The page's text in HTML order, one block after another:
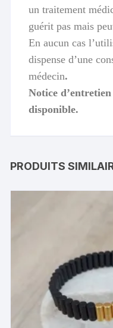
un traitement
guérit pas mais
En aucun cas
dispense d’une
médecin.
Notice
disponible.
PRODUITS